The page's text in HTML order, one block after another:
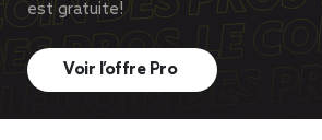
est gratuite!
Voir l’offre Pro